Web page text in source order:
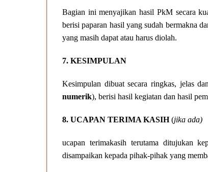
Bagian ini menyajikan hasil PkM secara
berisi paparan hasil yang sudah bermakna
yang masih dapat atau harus diolah.
7. KESIMPULAN
Kesimpulan dibuat secara ringkas, jelas
numerik), berisi hasil kegiatan dan hasil
8. UCAPAN TERIMA KASIH(jika ada)
ucapan terimakasih terutama ditujukan
disampaikan kepada pihak-pihak yang